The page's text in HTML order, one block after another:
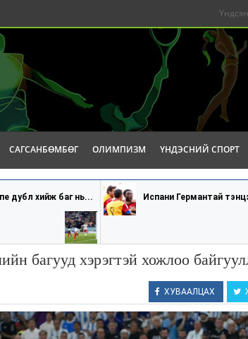
САГСАНБӨМБӨГ ОЛИМПИЗМ ҮНДЭСНИЙ СПОРТ
дубл хийж баг нь... Испани Германтай
багууд хэрэгтэй хожлоо
ХУВААЛЦАХ